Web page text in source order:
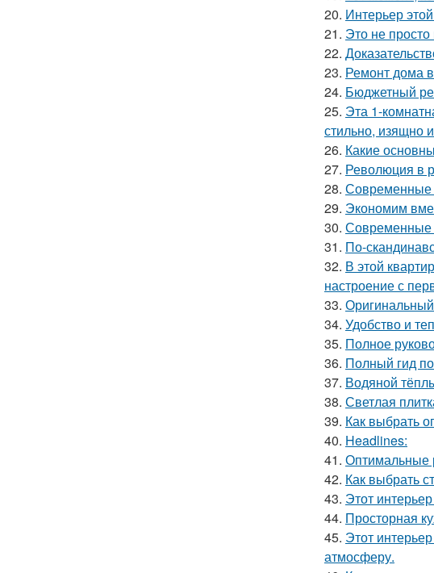
20. Интерьер
21. Это не просто
22.
23. Ремонт дома
24. Бюджетный
25. Эта 1-
стильно, изящно
26. Какие
27. Революция в
28. Современные
29. Экономим
30. Современные
31. По-
32. В этой
настроение с
33.
34. Удобство и
35. Полное
36. Полный гид
37. Водяной
38. Светлая
39. Как выбрать
40. Headlines:
41. Оптимальные
42. Как выбрать
43. Этот
44. Просторная
45. Этот
атмосферу.